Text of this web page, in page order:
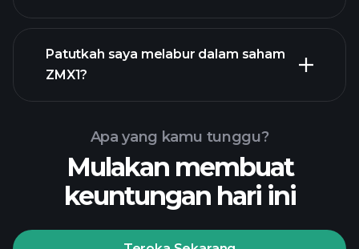
laporan kewangan
Playtrade
Tournaments
broker yang
Patutkah saya melabur dalam saham
ZMX1?
Apa yang kamu tunggu?
Mulakan membuat
keuntungan hari ini